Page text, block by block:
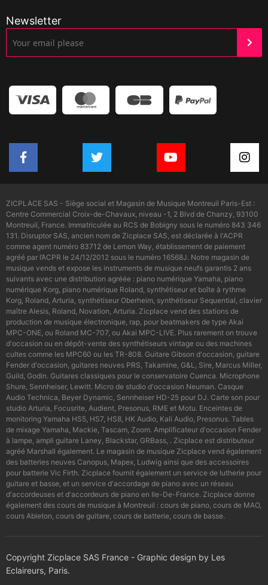
Newsletter
ZICPLACE SAS - Siège social et Magasin de Musique Montreuil Paris-Est :
Centre Commercial Croix-de-Chavaux, niveau -1, 2 Blvd de Chanzy, 93100
Montreuil, France. Immatriculée au RCS de Bobigny sous le numéro 843 346
131. Disruptor SAS, ancien nom de Zicplace SAS, est déclarée à l'ACPR
comme agent numéro 83712 de Lemon Way, établissement de paiement
agréé par l’ACPR le 24/12/2012 sous le numéro 16568J. Notre magasin de
musique vends et expose les instruments de musique neufs garantis 2 ans
suivants avec une distribution agréée : piano numérique Yamaha, piano
numérique Korg, piano numérique Roland, synthétiseur et boîte à rythme
Korg, Roland, Arturia, synthétiseur Oberheim, synthétiseur Sequential, clavier
maître Alesis, Roland, Novation, Arturia. Zicplace vend des stations de
production de musique électronique, rap, pour beatmakers de type Akai
MPC-ONE, ou Roland MC-707, ou Akai MPC-LIVE. Plus rarement on trouve
d'occasion ou en dépôt-vente des synthétiseurs vintage ou des machines
cultes comme les MPC60 ou les TR-808. Guitare Gibson d'occasion, guitare
Fender d'occasion, guitares neuves PRS, Takamine, G&L, Sire, Marcus Miller,
Guild, Godin. Guitares classiques pour le conservatoire Cuenca. Microphone
Shure, Sennheiser, Lewitt. Micro de studio d'occasion Neuman. Casque
Audio Technica, Beyer Dynamic, Sennheiser HD-25 pour DJ. Carte son pour
studio Arturia, Focusrite, Audient, Presonus, RME et Motu. Enceintes de
monitoring Yamaha HS5, HS7, HS8, HK Audio, Kali Audio, Presonus. Tables
de mixage Yamaha, Mackie, Tascam, Zoom. Amplificateur d'occasion Fender
à lampe, ampli guitare Laney, Blackstar, GRBass, . Zicplace est distributeur
agréé Marshall également. Le magasin de musique Zicplace vend également
des batteries neuves Canopus, Mapex, Ludwig ainsi que des accessoires
pour batterie Vic Firth. Zicplace fournit également un service de lutherie pour
guitare et basse, et un service d'accordage de piano avec un réseau
d'accordeuses et d'accordeurs de piano en Ile-De-France. Zicplace donne
également des cours de musique à Montreuil : cours de piano, cours de MAO,
cours Ableton, cours de guitare, cours de batterie, cours de basse.
Copyright Zicplace SAS France - Graphic design by Les
Eclaireurs, Paris.